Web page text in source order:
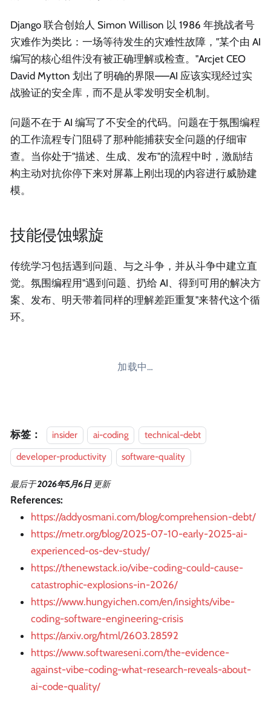
Django 联合创始人 Simon Willison 以 1986 年挑战者号
灾难作为类比：一场等待发生的灾难性故障，"某个由 AI
编写的核心组件没有被正确理解或检查。"Arcjet CEO
David Mytton 划出了明确的界限——AI 应该实现经过实
战验证的安全库，而不是从零发明安全机制。
问题不在于 AI 编写了不安全的代码。问题在于氛围编程
的工作流程专门阻碍了那种能捕获安全问题的仔细审
查。当你处于"描述、生成、发布"的流程中时，激励结
构主动对抗你停下来对屏幕上刚出现的内容进行威胁建
模。
技能侵蚀螺旋
传统学习包括遇到问题、与之斗争，并从斗争中建立直
觉。氛围编程用"遇到问题、扔给 AI、得到可用的解决方
案、发布、明天带着同样的理解差距重复"来替代这个循
环。
加载中…
标签： insider ai-coding
technical-debt
developer-productivity
software-quality
最后于2026年5月6日 更新
References:
https://addyosmani.com/blog/comprehension-debt/
https://metr.org/blog/2025-07-10-early-2025-ai-
experienced-os-dev-study/
https://thenewstack.io/vibe-coding-could-cause-
catastrophic-explosions-in-2026/
https://www.hungyichen.com/en/insights/vibe-
coding-software-engineering-crisis
https://arxiv.org/html/2603.28592
https://www.softwareseni.com/the-evidence-
against-vibe-coding-what-research-reveals-about-
ai-code-quality/